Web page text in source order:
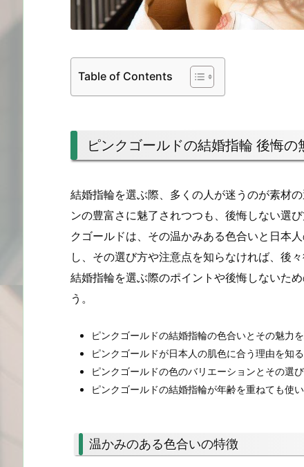
Table of Contents
ピンクゴールドの結婚指輪 後悔の
結婚指輪を選ぶ際、多くの人が迷うのが素材
ンの豊富さに魅了されつつも、後悔しない選
クゴールドは、その温かみある色合いと日本
し、その選び方や注意点を知らなければ、後
結婚指輪を選ぶ際のポイントや後悔しないた
う。
ピンクゴールドの結婚指輪の色合いとその魅力
ピンクゴールドが日本人の肌色に合う理由を知
ピンクゴールドの色のバリエーションとその選
ピンクゴールドの結婚指輪が年齢を重ねても使
温かみのある色合いの特徴